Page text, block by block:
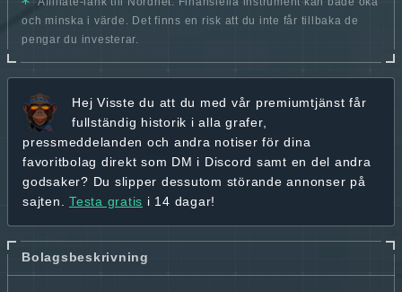
och minska i värde. Det finns en risk att du inte får tillbaka de
pengar du investerar.
Hej Visste du att du med vår premiumtjänst får
fullständig historik i alla grafer,
pressmeddelanden och andra notiser för dina
favoritbolag direkt som DM i Discord samt en del andra
godsaker? Du slipper dessutom störande annonser på
sajten. Testa gratis i 14 dagar!
Bolagsbeskrivning